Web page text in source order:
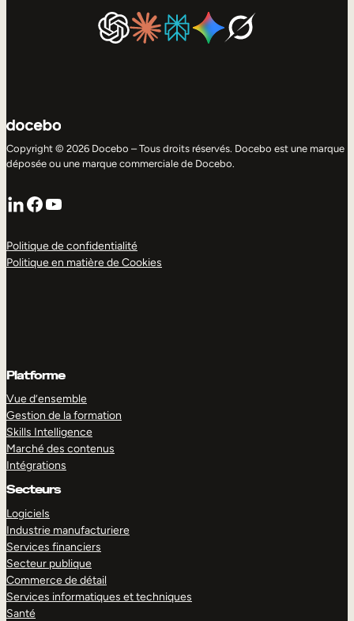
Copyright © 2026 Docebo – Tous droits réservés. Docebo est une marque
déposée ou une marque commerciale de Docebo.
LinkedIn
Facebook
YouTube
Politique de confidentialité
Politique en matière de Cookies
Platforme
Vue d’ensemble
Gestion de la formation
Skills Intelligence
Marché des contenus
Intégrations
Secteurs
Logiciels
Industrie manufacturiere
Services financiers
Secteur publique
Commerce de détail
Services informatiques et techniques
Santé